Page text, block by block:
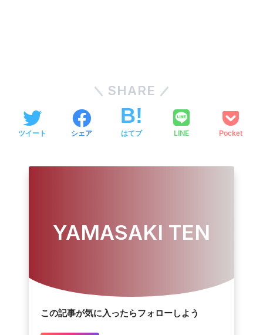
SHARE
ツイート シェア はてブ LINE Pocket
YAMASAKI TEN
この記事が気に入ったらフォローしよう